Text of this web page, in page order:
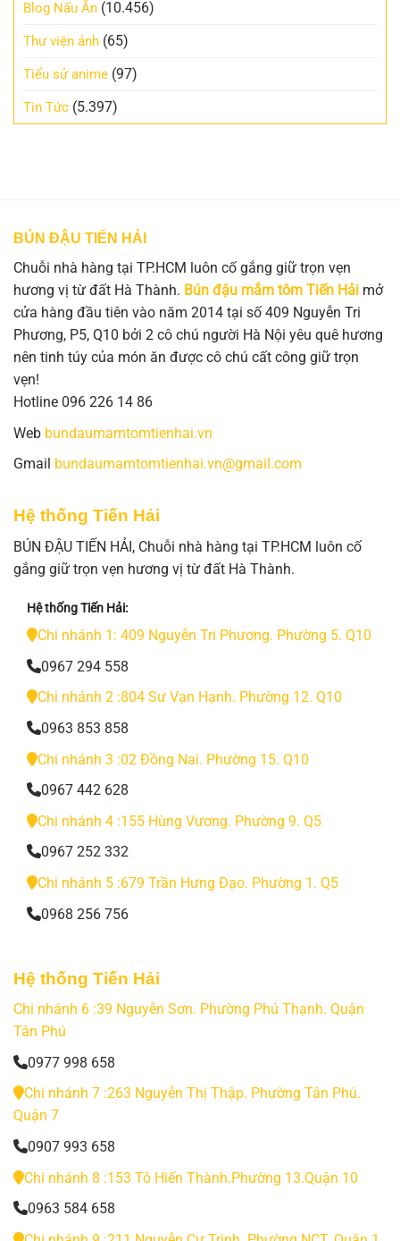
Blog Nấu Ăn (10.456)
Thư viện ảnh (65)
Tiểu sử anime (97)
Tin Tức (5.397)
BÚN ĐẬU TIẾN HẢI
Chuỗi nhà hàng tại TP.HCM luôn cố gắng giữ trọn vẹn
hương vị từ đất Hà Thành. Bún đậu mắm tôm Tiến Hải mở
cửa hàng đầu tiên vào năm 2014 tại số 409 Nguyễn Tri
Phương, P5, Q10 bởi 2 cô chú người Hà Nội yêu quê hương
nên tinh túy của món ăn được cô chú cất công giữ trọn
vẹn!
Hotline 096 226 14 86
Web bundaumamtomtienhai.vn
Gmail bundaumamtomtienhai.vn@gmail.com
Hệ thống Tiến Hải
BÚN ĐẬU TIẾN HẢI, Chuỗi nhà hàng tại TP.HCM luôn cố
gắng giữ trọn vẹn hương vị từ đất Hà Thành.
Hệ thống Tiến Hải:
Chi nhánh 1: 409 Nguyễn Tri Phương. Phường 5. Q10
0967 294 558
Chi nhánh 2 :804 Sư Vạn Hạnh. Phường 12. Q10
0963 853 858
Chi nhánh 3 :02 Đồng Nai. Phường 15. Q10
0967 442 628
Chi nhánh 4 :155 Hùng Vương. Phường 9. Q5
0967 252 332
Chi nhánh 5 :679 Trần Hưng Đạo. Phường 1. Q5
0968 256 756
Hệ thống Tiến Hải
Chi nhánh 6 :39 Nguyễn Sơn. Phường Phú Thạnh. Quận
Tân Phú
0977 998 658
Chi nhánh 7 :263 Nguyễn Thị Thập. Phường Tân Phú.
Quận 7
0907 993 658
Chi nhánh 8 :153 Tô Hiến Thành.Phường 13.Quận 10
0963 584 658